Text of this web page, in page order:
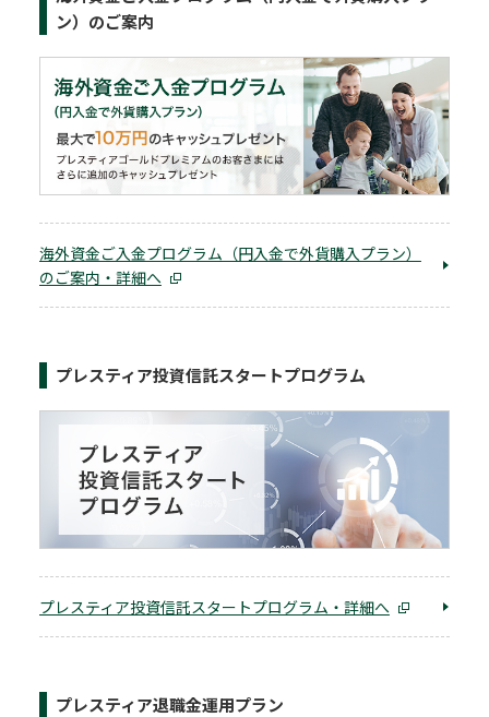
ン）のご案内
海外資金ご入金プログラム（円入金で外貨購入プラン）
のご案内・詳細へ
プレスティア投資信託スタートプログラム
プレスティア投資信託スタートプログラム・詳細へ
プレスティア退職金運用プラン